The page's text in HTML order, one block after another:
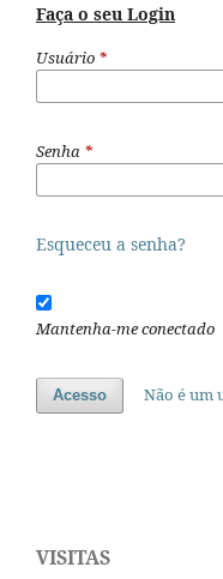
Faça o seu Login
Usuário *
Senha *
Esqueceu a senha?
Mantenha-me conectado
Acesso Não é um
VISITAS